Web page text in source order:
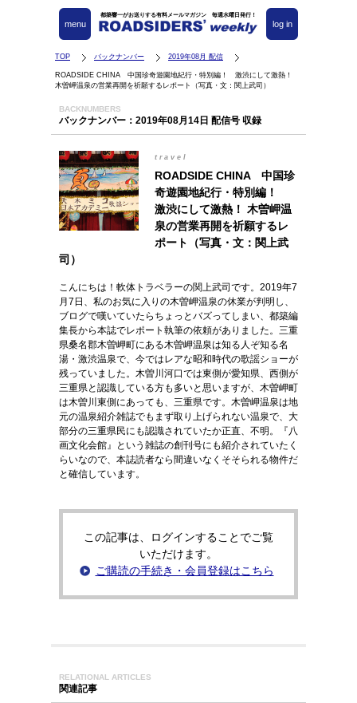
都築響一がお送りする有料メールマガジン 毎週水曜日発行！
log in
menu
TOP バックナンバー 2019年08月 配信
ROADSIDE CHINA 中国珍奇遊園地紀行・特別編！ 激渋にして激熱！
木曽岬温泉の営業再開を祈願するレポート（写真・文：関上武司）
BACKNUMBERS
バックナンバー：2019年08月14日 配信号 収録
travel
ROADSIDE CHINA 中国珍
奇遊園地紀行・特別編！
激渋にして激熱！ 木曽岬温
泉の営業再開を祈願するレ
ポート（写真・文：関上武
司）
こんにちは！軟体トラベラーの関上武司です。2019年7
月7日、私のお気に入りの木曽岬温泉の休業が判明し、
ブログで嘆いていたらちょっとバズってしまい、都築編
集長から本誌でレポート執筆の依頼がありました。三重
県桑名郡木曽岬町にある木曽岬温泉は知る人ぞ知る名
湯・激渋温泉で、今ではレアな昭和時代の歌謡ショーが
残っていました。木曽川河口では東側が愛知県、西側が
三重県と認識している方も多いと思いますが、木曽岬町
は木曽川東側にあっても、三重県です。木曽岬温泉は地
元の温泉紹介雑誌でもまず取り上げられない温泉で、大
部分の三重県民にも認識されていたか正直、不明。『八
画文化会館』という雑誌の創刊号にも紹介されていたく
らいなので、本誌読者なら間違いなくそそられる物件だ
と確信しています。
この記事は、ログインすることでご覧
いただけます。
ご購読の手続き・会員登録はこちら
RELATIONAL ARTICLES
関連記事